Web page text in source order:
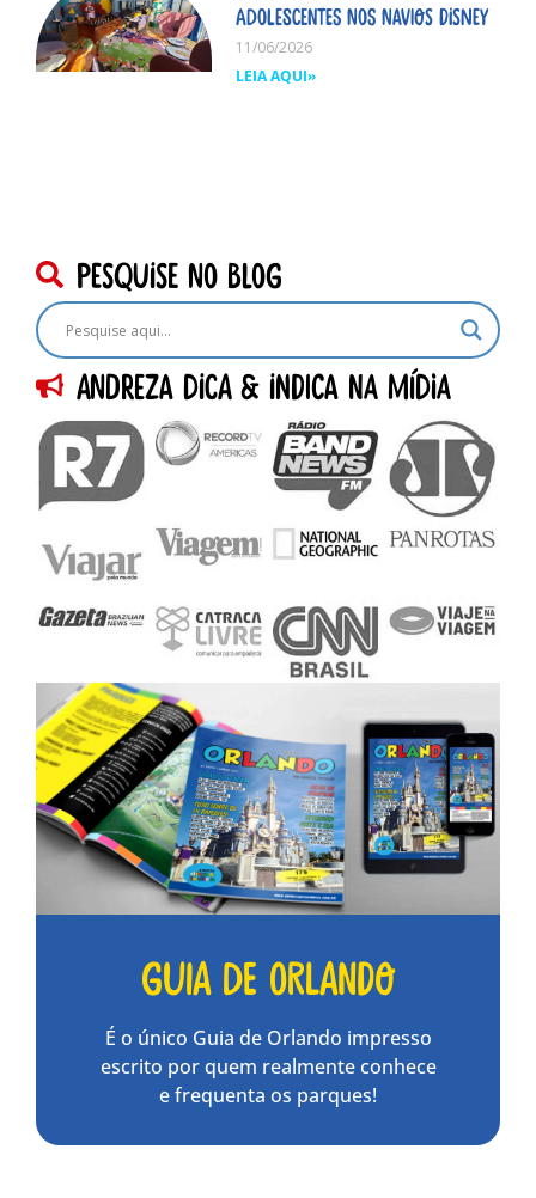
adolescentes nos navios Disney
11/06/2026
LEIA AQUI»
pesquise no blog
Andreza dica & indica na Mídia
Guia de Orlando
É o único Guia de Orlando impresso
escrito por quem realmente conhece
e frequenta os parques!